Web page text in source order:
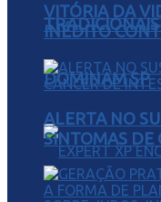
DOMINAM SP
VITÓRIA DA
INÉDITO
ALERTA NO
SINTOMAS DE